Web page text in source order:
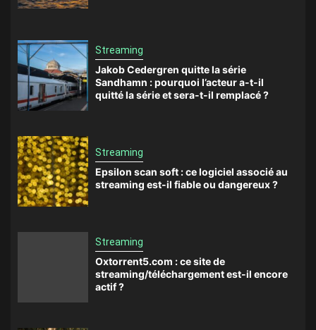
Streaming
Jakob Cedergren quitte la série
Sandhamn : pourquoi l’acteur a-t-il
quitté la série et sera-t-il remplacé ?
Streaming
Epsilon scan soft : ce logiciel associé au
streaming est-il fiable ou dangereux ?
Streaming
Oxtorrent5.com : ce site de
streaming/téléchargement est-il encore
actif ?